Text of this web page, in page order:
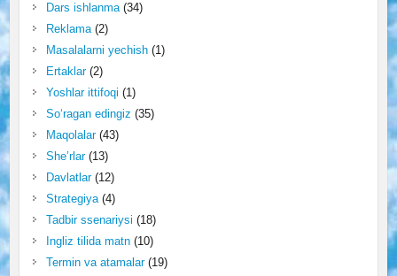
Dars ishlanma(34)
Reklama(2)
Masalalarni yechish(1)
Ertaklar(2)
Yoshlar ittifoqi (1)
So‘ragan edingiz (35)
Maqolalar(43)
She’rlar(13)
Davlatlar(12)
Strategiya(4)
Tadbir ssenariysi (18)
Ingliz tilida matn(10)
Termin va atamalar(19)